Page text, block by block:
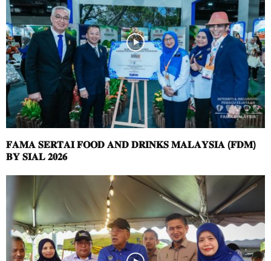
𝐅𝐀𝐌𝐀 𝐒𝐄𝐑𝐓𝐀𝐈 𝐅𝐎𝐎𝐃 𝐀𝐍𝐃 𝐃𝐑𝐈𝐍𝐊𝐒 𝐌𝐀𝐋𝐀𝐘𝐒𝐈𝐀 (𝐅𝐃𝐌)
𝐁𝐘 𝐒𝐈𝐀𝐋 𝟐𝟎𝟐𝟔